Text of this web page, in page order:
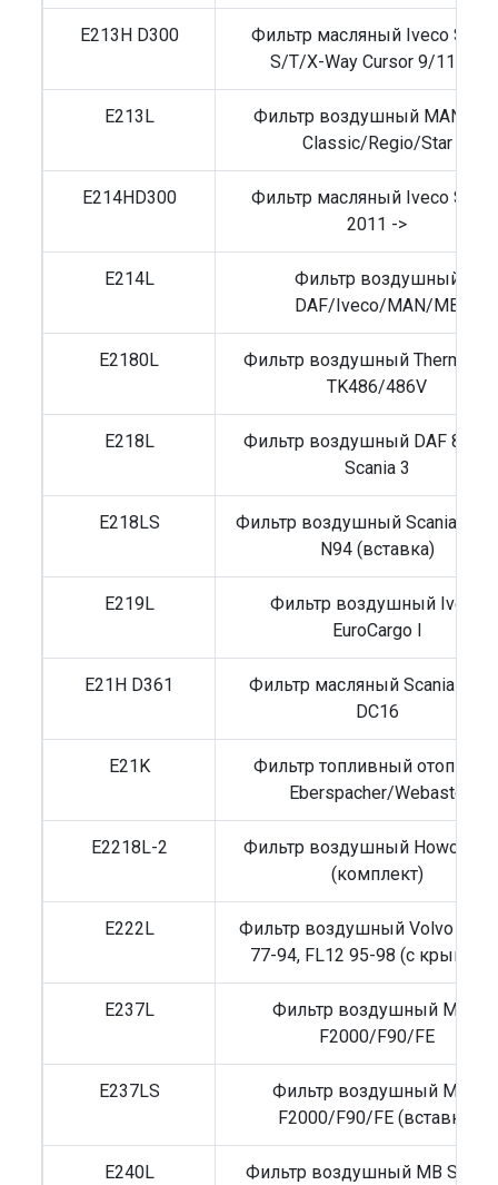
E213H D300
Фильтр масляный Iveco
S/T/X-Way Cursor 9/11/13
E213L
Фильтр воздушный MAN
Classic/Regio/Star
E214HD300
Фильтр масляный Iveco
2011 ->
E214L
Фильтр воздушный
DAF/Iveco/MAN/MB
E2180L
Фильтр воздушный Thermo
TK486/486V
E218L
Фильтр воздушный DAF 85/
Scania 3
E218LS
Фильтр воздушный Scania 3 /
N94 (вставка)
E219L
Фильтр воздушный Iveco
EuroCargo I
E21H D361
Фильтр масляный Scania 4/R/
DC16
E21K
Фильтр топливный
Eberspacher/Webasto
E2218L-2
Фильтр воздушный Howo/
(комплект)
E222L
Фильтр воздушный Volvo
77-94, FL12 95-98 (с
E237L
Фильтр воздушный MAN
F2000/F90/FE
E237LS
Фильтр воздушный MAN
F2000/F90/FE (вставка)
E240L Фильтр воздушный MB